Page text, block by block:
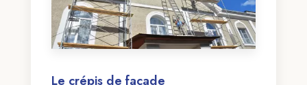
Le crépis de façade